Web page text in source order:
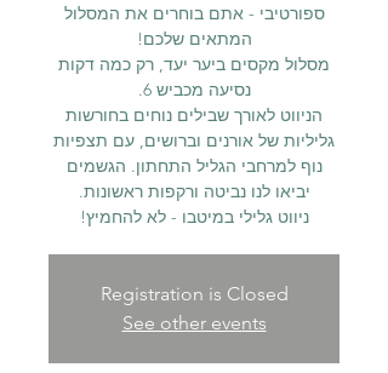
ספורטיבי - אתם בוחרים את המסלול
מסלול מקסים ביער יעד, רק כמה דקות
הניווט לאורך שבילים נוחים בחורשות
גליליות של אורנים וברושים, עם תצפיות
נוף למרחבי הגליל התחתון. הגשמים
ניווט גלילי במיטבו - לא להחמיץ!
Registration is Closed
See other events